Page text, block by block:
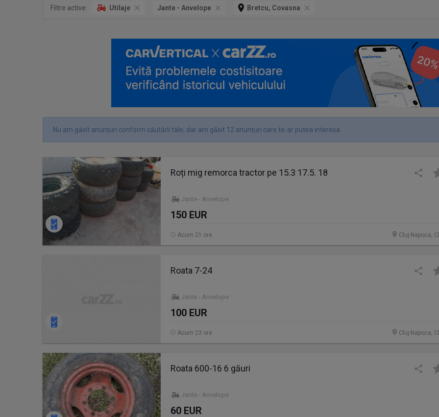
Filtre active: Utilaje Jante - Anvelope Bretcu, Covasna
Nu am găsit anunțuri conform căutării tale, dar am găsit 12 anunțuri care te-ar putea interesa.
Roți mig remorca tractor pe 15.3 17.5. 18
Jante - Anvelope
150 EUR
Cluj-Napoca,
Acum 21 ore
Roata 7-24
Jante - Anvelope
100 EUR
Cluj-Napoca,
Acum 23 ore
Roata 600-16 6 găuri
Jante - Anvelope
60 EUR